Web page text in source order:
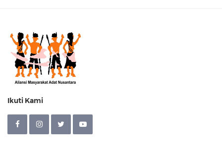
Ikuti Kami